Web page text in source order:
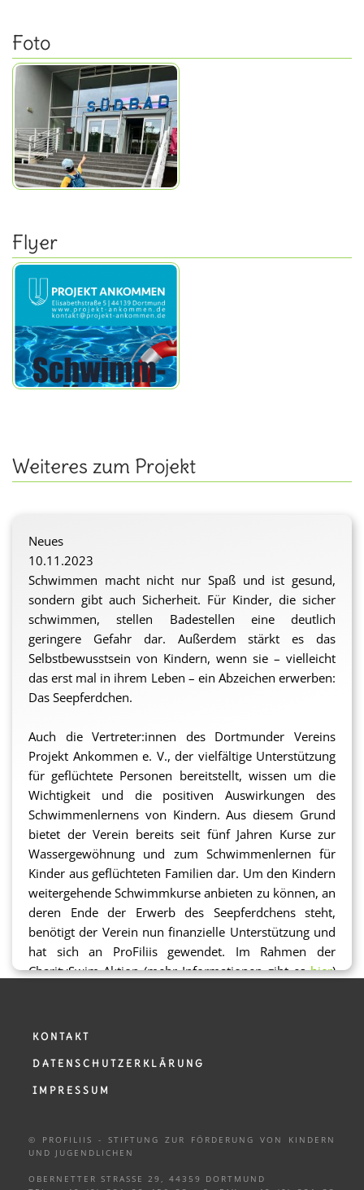
Foto
Flyer
Weiteres zum Projekt
Neues
10.11.2023
Schwimmen macht nicht nur Spaß und ist gesund,
sondern gibt auch Sicherheit. Für Kinder, die sicher
schwimmen, stellen Badestellen eine deutlich
geringere Gefahr dar. Außerdem stärkt es das
Selbstbewusstsein von Kindern, wenn sie – vielleicht
das erst mal in ihrem Leben – ein Abzeichen erwerben:
Das Seepferdchen.
Auch die Vertreter:innen des Dortmunder Vereins
Projekt Ankommen e. V., der vielfältige Unterstützung
für geflüchtete Personen bereitstellt, wissen um die
Wichtigkeit und die positiven Auswirkungen des
Schwimmenlernens von Kindern. Aus diesem Grund
bietet der Verein bereits seit fünf Jahren Kurse zur
Wassergewöhnung und zum Schwimmenlernen für
Kinder aus geflüchteten Familien dar. Um den Kindern
weitergehende Schwimmkurse anbieten zu können, an
deren Ende der Erwerb des Seepferdchens steht,
benötigt der Verein nun finanzielle Unterstützung und
hat sich an ProFiliis gewendet. Im Rahmen der
CharitySwim-Aktion (mehr Informationen gibt eshier)
Verfügung gestellt. Bei Bedarf kann von diesem Betrag
Kursteilnehmer:innen angeschafft werden.
Stadtgebiet von Dortmund für die Belange von
Integration. So bestehen beispielsweise Angebote zu
KONTAKT
DATENSCHUTZERKLÄRUNG
IMPRESSUM
© PROFILIIS - STIFTUNG ZUR FÖRDERUNG VON KINDERN
UND JUGENDLICHEN
OBERNETTER STRASSE 29, 44359 DORTMUND